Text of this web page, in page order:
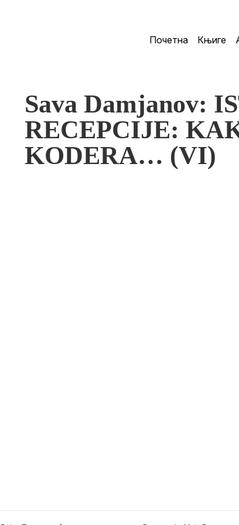
Почетна Књиге
Sava Damjanov:
RECEPCIJE:
KODERA… (VI)